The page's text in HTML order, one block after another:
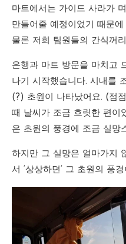
마트에서는 가이드 사라가
만들어줄 예정이었기 때문
물론 저희 팀원들의 간식꺼
은행과 마트 방문을 마치고
나기 시작했습니다. 시내를
(?) 초원이 나타났어요. (점
때 날씨가 조금 흐릿한 편이
은 초원의 풍경에 조금 실망
하지만 그 실망은 얼마가지
서 ‘상상하던’ 그 초원의 풍